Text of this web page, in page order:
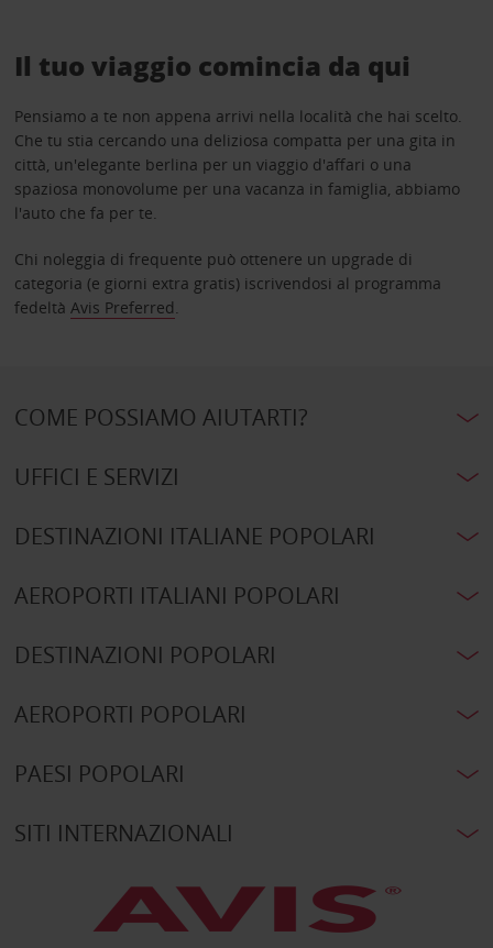
Il tuo viaggio comincia da qui
Pensiamo a te non appena arrivi nella località che hai scelto.
Che tu stia cercando una deliziosa compatta per una gita in
città, un'elegante berlina per un viaggio d'affari o una
spaziosa monovolume per una vacanza in famiglia, abbiamo
l'auto che fa per te.
Chi noleggia di frequente può ottenere un upgrade di
categoria (e giorni extra gratis) iscrivendosi al programma
fedeltà Avis Preferred.
COME POSSIAMO AIUTARTI?
UFFICI E SERVIZI
DESTINAZIONI ITALIANE POPOLARI
AEROPORTI ITALIANI POPOLARI
DESTINAZIONI POPOLARI
AEROPORTI POPOLARI
PAESI POPOLARI
SITI INTERNAZIONALI